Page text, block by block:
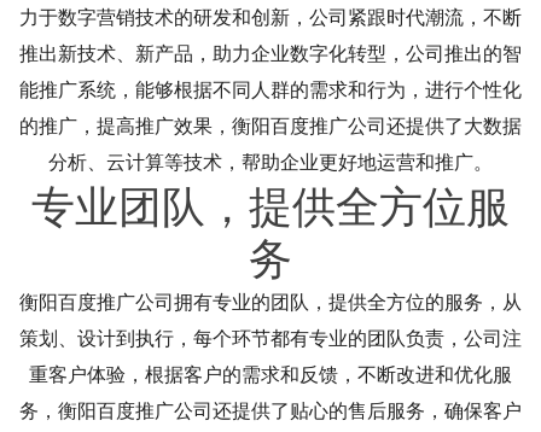
力于数字营销技术的研发和创新，公司紧跟时代潮流，不断
推出新技术、新产品，助力企业数字化转型，公司推出的智
能推广系统，能够根据不同人群的需求和行为，进行个性化
的推广，提高推广效果，衡阳百度推广公司还提供了大数据
分析、云计算等技术，帮助企业更好地运营和推广。
专业团队，提供全方位服
务
衡阳百度推广公司拥有专业的团队，提供全方位的服务，从
策划、设计到执行，每个环节都有专业的团队负责，公司注
重客户体验，根据客户的需求和反馈，不断改进和优化服
务，衡阳百度推广公司还提供了贴心的售后服务，确保客户